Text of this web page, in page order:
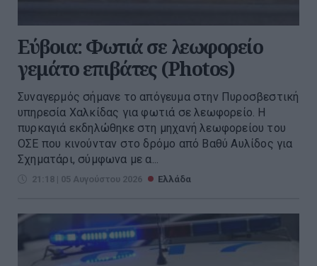
Εύβοια: Φωτιά σε λεωφορείο
γεμάτο επιβάτες (Photos)
Συναγερμός σήμανε το απόγευμα στην Πυροσβεστική
υπηρεσία Χαλκίδας για φωτιά σε λεωφορείο. Η
πυρκαγιά εκδηλώθηκε στη μηχανή λεωφορείου του
ΟΣΕ που κινούνταν στο δρόμο από Βαθύ Αυλίδος για
Σχηματάρι, σύμφωνα με α...
21:18 | 05 Αυγούστου 2026 Ελλάδα